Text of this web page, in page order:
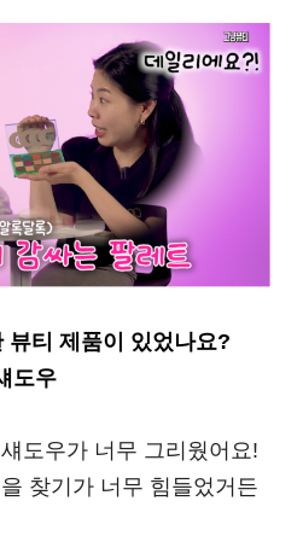
뷰티 제품이 있었나요?
도우
도우가 너무 그리웠어요!
찾기가 너무 힘들었거든